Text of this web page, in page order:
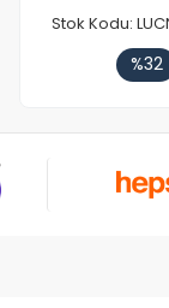
Stok Kodu:
%32